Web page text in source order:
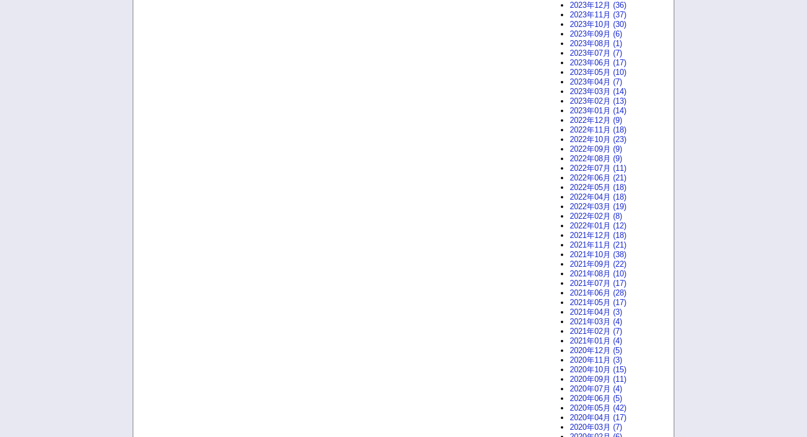
2023年12月 (36)
2023年11月 (37)
2023年10月 (30)
2023年09月 (6)
2023年08月 (1)
2023年07月 (7)
2023年06月 (17)
2023年05月 (10)
2023年04月 (7)
2023年03月 (14)
2023年02月 (13)
2023年01月 (14)
2022年12月 (9)
2022年11月 (18)
2022年10月 (23)
2022年09月 (9)
2022年08月 (9)
2022年07月 (11)
2022年06月 (21)
2022年05月 (18)
2022年04月 (18)
2022年03月 (19)
2022年02月 (8)
2022年01月 (12)
2021年12月 (18)
2021年11月 (21)
2021年10月 (38)
2021年09月 (22)
2021年08月 (10)
2021年07月 (17)
2021年06月 (28)
2021年05月 (17)
2021年04月 (3)
2021年03月 (4)
2021年02月 (7)
2021年01月 (4)
2020年12月 (5)
2020年11月 (3)
2020年10月 (15)
2020年09月 (11)
2020年07月 (4)
2020年06月 (5)
2020年05月 (42)
2020年04月 (17)
2020年03月 (7)